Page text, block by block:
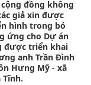
đồng không
giả xin được
hình trong bỏ
ứng cho Dự án
được triển khai
anh Trần Đình
Hưng Mỹ - xã
Tĩnh.